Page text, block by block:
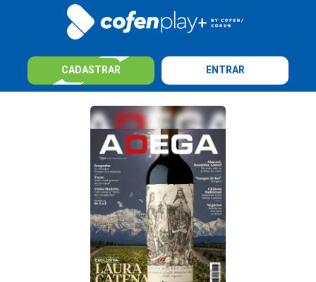
CADASTRAR ENTRAR